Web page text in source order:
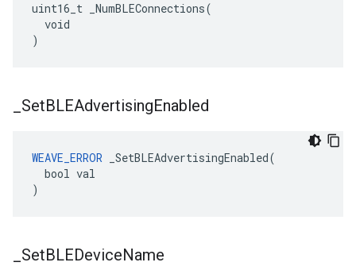
uint16_t _NumBLEConnections(
  void
)
SetBLEAdvertisingEnabled
WEAVE_ERROR _SetBLEAdvertisingEnabled(
  bool val
)
SetBLEDeviceName